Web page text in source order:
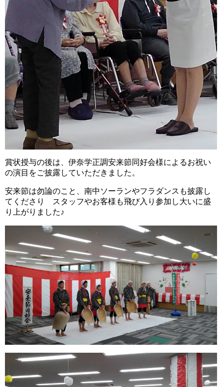
賞状授与の後は、伊奈学正調安来節同好会様によるお祝い
の演目をご披露していただきました。
安来節は勿論のこと、南中ソーランやフラダンスも披露し
てくださり スタッフやお客様も飛び入り参加し大いに盛
り上がりました♪